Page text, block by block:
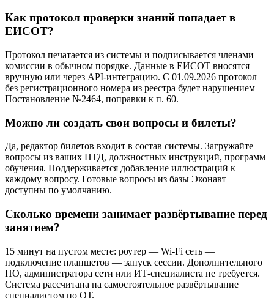
Как протокол проверки знаний попадает в
ЕИСОТ?
Протокол печатается из системы и подписывается членами
комиссии в обычном порядке. Данные в ЕИСОТ вносятся
вручную или через API-интеграцию. С 01.09.2026 протокол
без регистрационного номера из реестра будет нарушением —
Постановление №2464, поправки к п. 60.
Можно ли создать свои вопросы и билеты?
Да, редактор билетов входит в состав системы. Загружайте
вопросы из ваших НТД, должностных инструкций, программ
обучения. Поддерживается добавление иллюстраций к
каждому вопросу. Готовые вопросы из базы Эконавт
доступны по умолчанию.
Сколько времени занимает развёртывание перед
занятием?
15 минут на пустом месте: роутер — Wi-Fi сеть —
подключение планшетов — запуск сессии. Дополнительного
ПО, администратора сети или ИТ-специалиста не требуется.
Система рассчитана на самостоятельное развёртывание
специалистом по ОТ.